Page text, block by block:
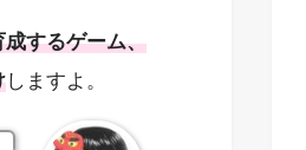
するゲーム、
しますよ。